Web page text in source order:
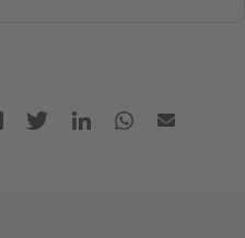
FacebookTwitterLinkedInTwitterE-Mail